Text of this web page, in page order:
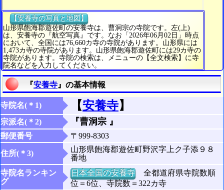
【安養寺の写真と地図】
山形県飽海郡遊佐町の安養寺は、曹洞宗の寺院です。左(上)
は、安養寺の『航空写真』です。なお「2026年06月02日」時点
において、全国には76,660カ寺の寺院があります。山形県には
1,473カ寺の寺院があります。山形県飽海郡遊佐町には29カ寺の
寺院があります。寺院の検索は、メニューの【全文検索】に寺
院名などを入力してください。
『安養寺 』の基本情報
寺院名(＊1) 【安養寺】
宗派名(＊2) 『曹洞宗 』
郵便番号 〒999-8303
住所(＊3)
山形県飽海郡遊佐町野沢字上ク子添９８
番地
寺院名ランキン
グ
日本全国の安養寺全都道府県寺院数順
位＝6位、寺院数＝322カ寺